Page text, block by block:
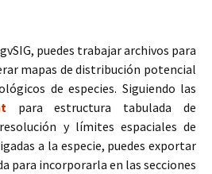
puedes trabajar archivos para
mapas de distribución potencial
de especies. Siguiendo las
para estructura tabulada de
y límites espaciales de
a la especie, puedes exportar
para incorporarla en las secciones